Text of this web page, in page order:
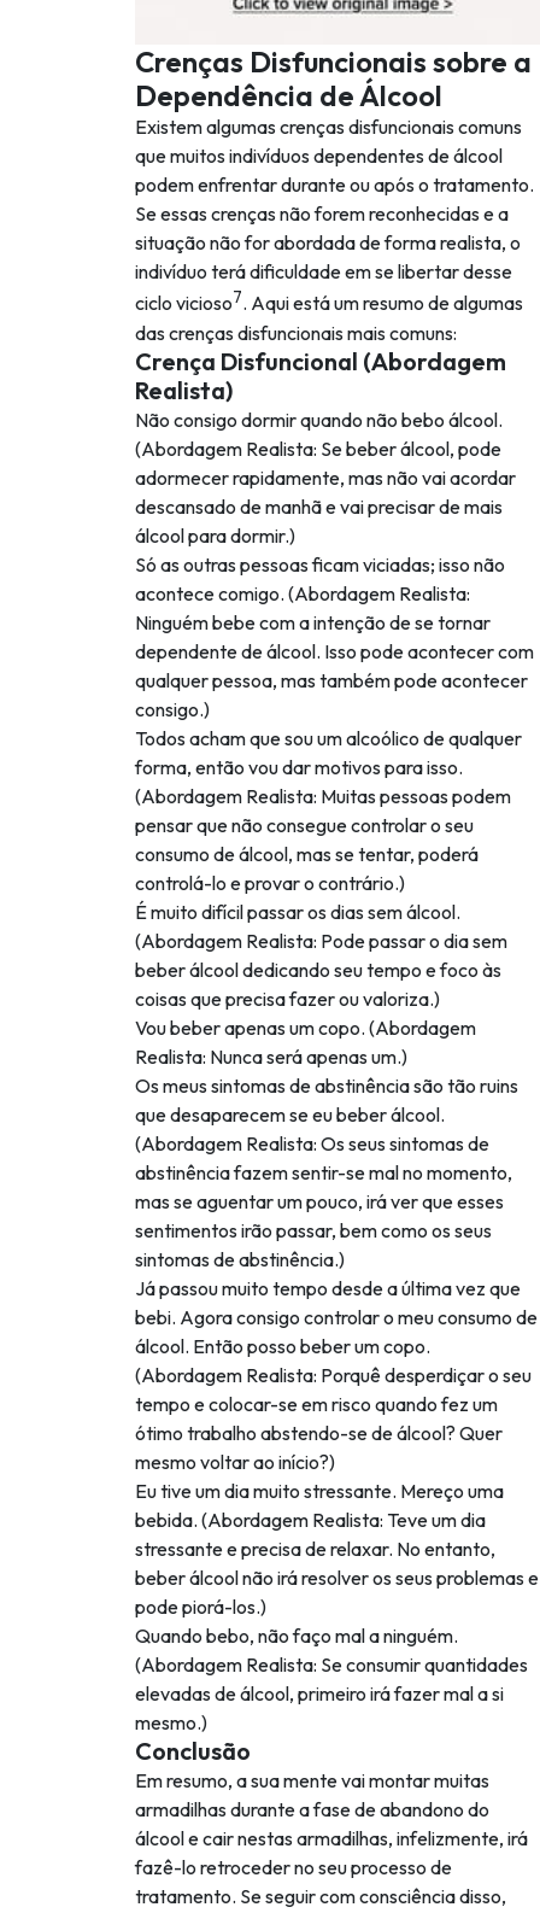
Crenças Disfuncionais sobre a
Dependência de Álcool
Existem algumas crenças disfuncionais comuns
que muitos indivíduos dependentes de álcool
podem enfrentar durante ou após o tratamento.
Se essas crenças não forem reconhecidas e a
situação não for abordada de forma realista, o
indivíduo terá dificuldade em se libertar desse
ciclo vicioso7. Aqui está um resumo de algumas
das crenças disfuncionais mais comuns:
Crença Disfuncional (Abordagem
Realista)
Não consigo dormir quando não bebo álcool.
(Abordagem Realista: Se beber álcool, pode
adormecer rapidamente, mas não vai acordar
descansado de manhã e vai precisar de mais
álcool para dormir.)
Só as outras pessoas ficam viciadas; isso não
acontece comigo. (Abordagem Realista:
Ninguém bebe com a intenção de se tornar
dependente de álcool. Isso pode acontecer com
qualquer pessoa, mas também pode acontecer
consigo.)
Todos acham que sou um alcoólico de qualquer
forma, então vou dar motivos para isso.
(Abordagem Realista: Muitas pessoas podem
pensar que não consegue controlar o seu
consumo de álcool, mas se tentar, poderá
controlá-lo e provar o contrário.)
É muito difícil passar os dias sem álcool.
(Abordagem Realista: Pode passar o dia sem
beber álcool dedicando seu tempo e foco às
coisas que precisa fazer ou valoriza.)
Vou beber apenas um copo. (Abordagem
Realista: Nunca será apenas um.)
Os meus sintomas de abstinência são tão ruins
que desaparecem se eu beber álcool.
(Abordagem Realista: Os seus sintomas de
abstinência fazem sentir-se mal no momento,
mas se aguentar um pouco, irá ver que esses
sentimentos irão passar, bem como os seus
sintomas de abstinência.)
Já passou muito tempo desde a última vez que
bebi. Agora consigo controlar o meu consumo de
álcool. Então posso beber um copo.
(Abordagem Realista: Porquê desperdiçar o seu
tempo e colocar-se em risco quando fez um
ótimo trabalho abstendo-se de álcool? Quer
mesmo voltar ao início?)
Eu tive um dia muito stressante. Mereço uma
bebida. (Abordagem Realista: Teve um dia
stressante e precisa de relaxar. No entanto,
beber álcool não irá resolver os seus problemas e
pode piorá-los.)
Quando bebo, não faço mal a ninguém.
(Abordagem Realista: Se consumir quantidades
elevadas de álcool, primeiro irá fazer mal a si
mesmo.)
Conclusão
Em resumo, a sua mente vai montar muitas
armadilhas durante a fase de abandono do
álcool e cair nestas armadilhas, infelizmente, irá
fazê-lo retroceder no seu processo de
tratamento. Se seguir com consciência disso,